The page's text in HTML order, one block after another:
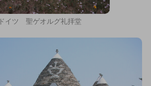
ドイツ 聖ゲオルグ礼拝堂